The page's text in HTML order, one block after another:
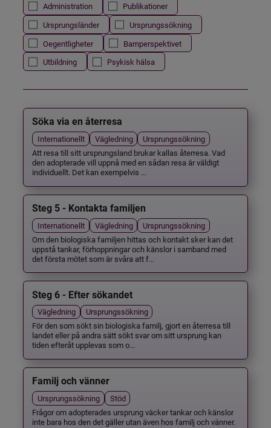
Administration
Publikationer
Ursprungsländer
Ursprungssökning
Oegentligheter
Barnperspektivet
Utbildning
Psykisk hälsa
Söka via en återresa
Internationellt Vägledning
Ursprungssökning
Att resa till sitt ursprungsland brukar kallas återresa. Vad
den adopterade vill uppnå med en sådan resa är väldigt
individuellt. Det kan exempelvis ...
Steg 5 - Kontakta familjen
Internationellt Vägledning
Ursprungssökning
Om den biologiska familjen hittas och kontakt sker kan det
uppstå tankar, förhoppningar och känslor i samband med
det första mötet som är svåra att f...
Steg 6 - Efter sökandet
Vägledning
Ursprungssökning
För den som sökt sin biologiska familj, gjort en återresa till
landet eller på andra sätt sökt svar om sitt ursprung kan
tiden efteråt upplevas som o...
Familj och vänner
Ursprungssökning
Stöd
Frågor om adopterades ursprung väcker tankar och känslor
inte bara hos den det gäller utan även hos familj och vänner.